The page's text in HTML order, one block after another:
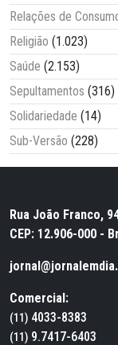
Relações de
Religião (1.023)
Saúde (2.153)
Sepultamentos (316)
Solidariedade (14)
Sub-Versão (228)
Rua João Franco,
CEP: 12.906-000 -
Comercial:
(11) 4033-8383
(11) 9.7417-6403